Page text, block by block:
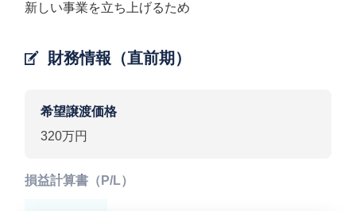
新しい事業を立ち上げるため
財務情報（直前期）
希望譲渡価格
320万円
損益計算書（P/L）